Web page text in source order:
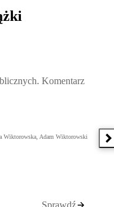
Komentarz
Wiktorowska, Adam Wiktorowski